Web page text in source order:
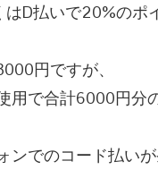
はD払いで20%のポ
円ですが、
用で合計6000円分
ンでのコード払い